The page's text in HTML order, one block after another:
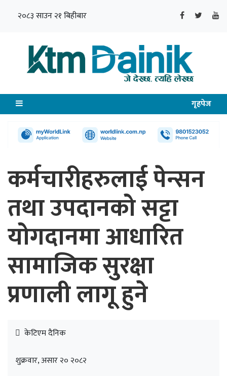
२०८३ साउन २१ बिहीबार
गृहपेज
कर्मचारीहरुलाई पेन्सन
तथा उपदानको सट्टा
योगदानमा आधारित
सामाजिक सुरक्षा
प्रणाली लागू हुने
केटिएम दैनिक
शुक्रवार, असार २० २०८२